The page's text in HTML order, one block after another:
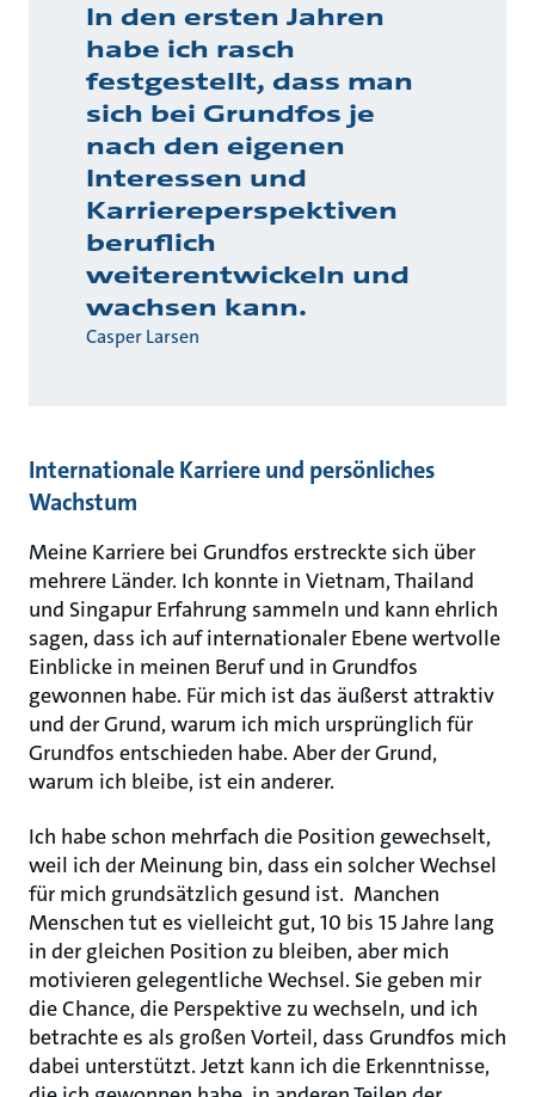
In den ersten Jahren
habe ich rasch
festgestellt, dass man
sich bei Grundfos je
nach den eigenen
Interessen und
Karriereperspektiven
beruflich
weiterentwickeln und
wachsen kann.
Casper Larsen
Internationale Karriere und persönliches
Wachstum
Meine Karriere bei Grundfos erstreckte sich über
mehrere Länder. Ich konnte in Vietnam, Thailand
und Singapur Erfahrung sammeln und kann ehrlich
sagen, dass ich auf internationaler Ebene wertvolle
Einblicke in meinen Beruf und in Grundfos
gewonnen habe. Für mich ist das äußerst attraktiv
und der Grund, warum ich mich ursprünglich für
Grundfos entschieden habe. Aber der Grund,
warum ich bleibe, ist ein anderer.
Ich habe schon mehrfach die Position gewechselt,
weil ich der Meinung bin, dass ein solcher Wechsel
für mich grundsätzlich gesund ist. Manchen
Menschen tut es vielleicht gut, 10 bis 15 Jahre lang
in der gleichen Position zu bleiben, aber mich
motivieren gelegentliche Wechsel. Sie geben mir
die Chance, die Perspektive zu wechseln, und ich
betrachte es als großen Vorteil, dass Grundfos mich
dabei unterstützt. Jetzt kann ich die Erkenntnisse,